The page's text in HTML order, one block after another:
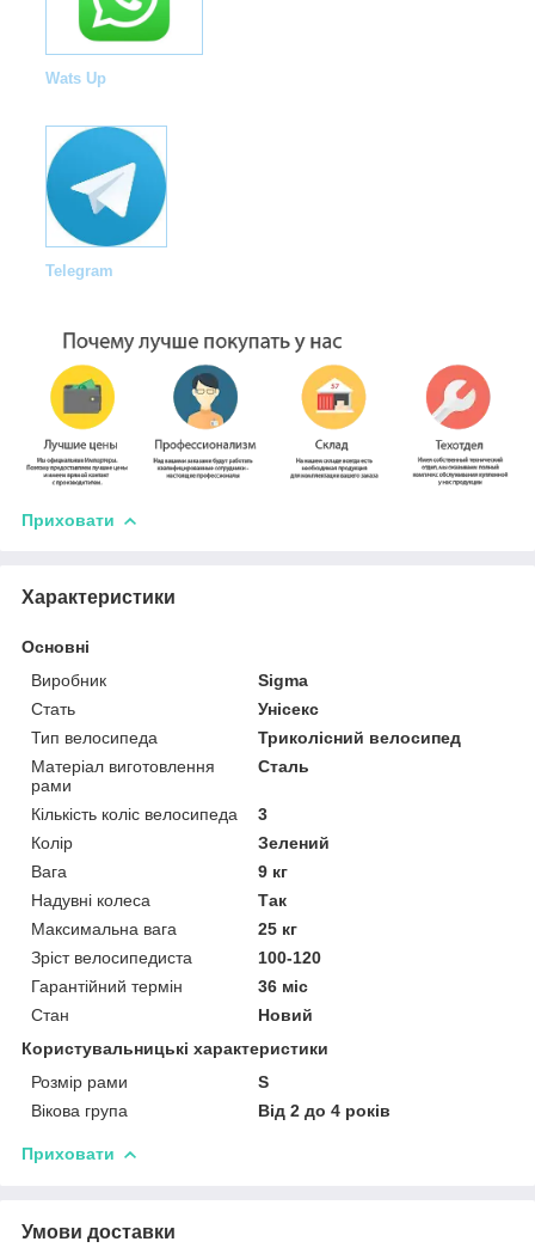
Wats Up
Telegram
Приховати
Характеристики
Основні
Виробник
Sigma
Стать
Унісекс
Тип велосипеда
Триколісний велосипед
Матеріал виготовлення
рами
Сталь
Кількість коліс велосипеда
3
Колір
Зелений
Вага
9 кг
Надувні колеса
Так
Максимальна вага
25 кг
Зріст велосипедиста
100-120
Гарантійний термін
36 міс
Стан
Новий
Користувальницькі характеристики
Розмір рами
S
Вікова група
Від 2 до 4 років
Приховати
Умови доставки